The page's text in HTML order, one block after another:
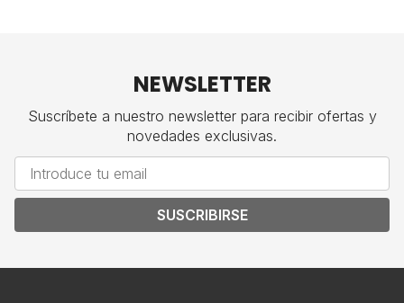
NEWSLETTER
Suscríbete a nuestro newsletter para recibir ofertas y
novedades exclusivas.
SUSCRIBIRSE